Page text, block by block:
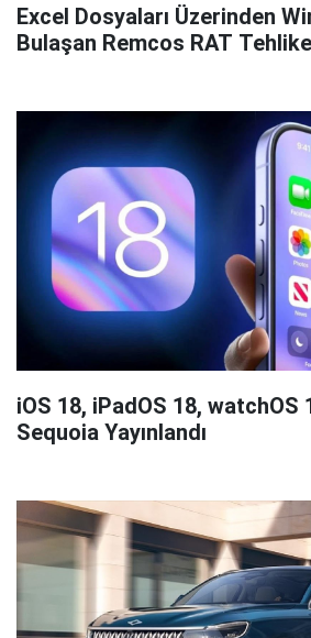
Excel Dosyaları Üzerinden
Bulaşan Remcos RAT
iOS 18, iPadOS 18, watchOS
Sequoia Yayınlandı